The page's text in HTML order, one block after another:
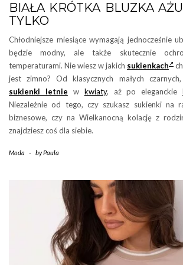
BIAŁA KRÓTKA BLUZKA
TYLKO
Chłodniejsze miesiące wymagają jednocześnie
będzie modny, ale także skutecznie
temperaturami. Nie wiesz w jakich sukienkach
jest zimno? Od klasycznych małych
sukienki letnie w kwiaty, aż po eleganckie
Niezależnie od tego, czy szukasz sukienki na
biznesowe, czy na Wielkanocną kolację z
znajdziesz coś dla siebie.
Moda - byPaula